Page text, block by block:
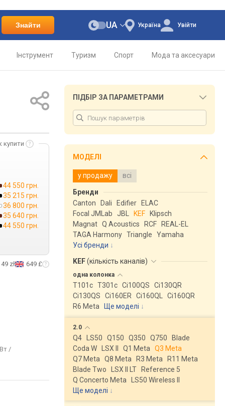
Знайти Україна
UA Увійти
Інструмент Туризм Спорт Мода та аксесуари
купити
44 550 грн.
35 215 грн.
36 800 грн.
35 640 грн.
44 550 грн.
zł 649 £
/
ПІДБІР ЗА ПАРАМЕТРАМИ
МОДЕЛІ
у продажу всі
Бренди
Canton
Dali Edifier
ELAC
Focal JMLab
JBL KEF
Klipsch
Magnat Q Acoustics RCF
REAL-EL
TAGA Harmony Triangle
Yamaha
Усі бренди
KEF(кількість каналів)
одна колонка
T101c T301c Ci100QS
Ci130QR
Ci130QS
Ci160ER Ci160QL
Ci160QR
R6 Meta
Ще моделі ↓
2.0
Q4 LS50 Q150 Q350 Q750
Blade
Coda W
LSX II Q1 Meta
Q3 Meta
Q7 Meta
Q8 Meta R3 Meta
R11 Meta
Blade Two
LSX II LT
Reference 5
Q Concerto Meta
LS50 Wireless II
Ще моделі ↓